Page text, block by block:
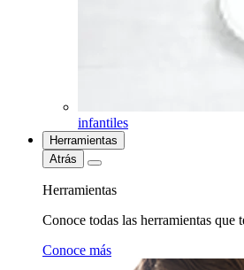
infantiles
Herramientas
Atrás
Herramientas
Conoce todas las herramientas que
Conoce más